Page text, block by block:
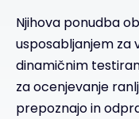
Njihova ponudba
usposabljanjem za
dinamičnim
za ocenjevanje
prepoznajo in